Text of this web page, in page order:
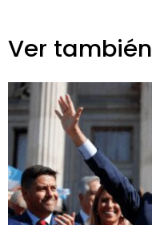
Ver